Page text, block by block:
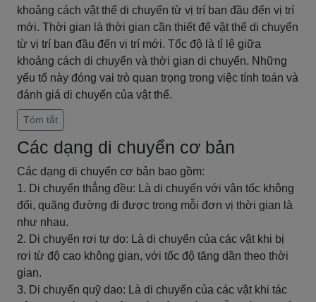
khoảng cách vật thể di chuyển từ vị trí ban đầu đến vị trí
mới. Thời gian là thời gian cần thiết để vật thể di chuyển
từ vị trí ban đầu đến vị trí mới. Tốc độ là tỉ lệ giữa
khoảng cách di chuyển và thời gian di chuyển. Những
yếu tố này đóng vai trò quan trọng trong việc tính toán và
đánh giá di chuyển của vật thể.
Tóm tắt
Các dạng di chuyển cơ bản
Các dạng di chuyển cơ bản bao gồm:
1. Di chuyển thẳng đều: Là di chuyển với vận tốc không
đổi, quãng đường đi được trong mỗi đơn vị thời gian là
như nhau.
2. Di chuyển rơi tự do: Là di chuyển của các vật khi bị
rơi từ độ cao không gian, với tốc độ tăng dần theo thời
gian.
3. Di chuyển quỹ dao: Là di chuyển của các vật khi tác